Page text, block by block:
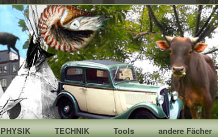
PHYSIK TECHNIK Tools andere Fächer